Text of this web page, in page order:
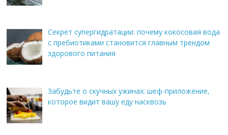
Секрет супергидратации: почему кокосовая вода
с пребиотиками становится главным трендом
здорового питания
Забудьте о скучных ужинах: шеф-приложение,
которое видит вашу еду насквозь